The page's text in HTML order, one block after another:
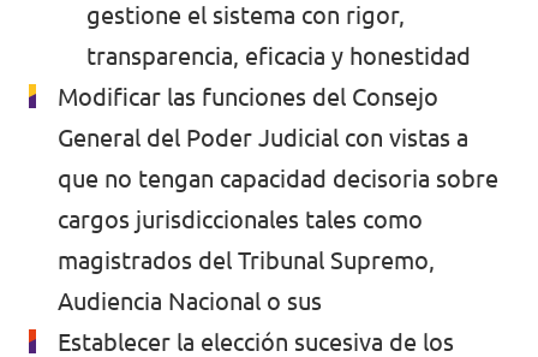
gestione el sistema con rigor,
transparencia, eficacia y honestidad
Modificar las funciones del Consejo
General del Poder Judicial con vistas a
que no tengan capacidad decisoria sobre
cargos jurisdiccionales tales como
magistrados del Tribunal Supremo,
Audiencia Nacional o sus
Establecer la elección sucesiva de los